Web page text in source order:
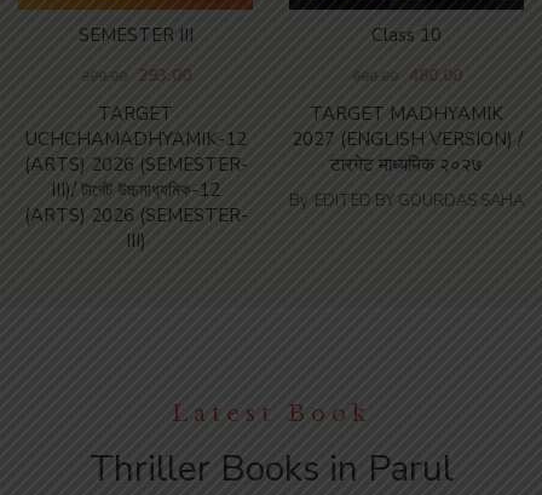
TARGET
UCHCHAMADHYAMIK-12
(ARTS) 2026 (SEMESTER-
III)/ টার্গেট উচ্চমাধ্যমিক-12
(ARTS) 2026 (SEMESTER-
III)
SEMESTER III
390.00 293.00
TARGET MADHYAMIK
2027 (ENGLISH VERSION) /
टारगेट माध्यमिक २०२७
Class 10
600.00 480.00
By EDITED BY GOURDAS SAHA
Latest Book
Thriller Books in Parul